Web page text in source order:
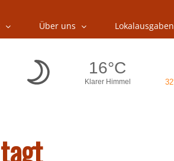
Über uns Lokalausgaben